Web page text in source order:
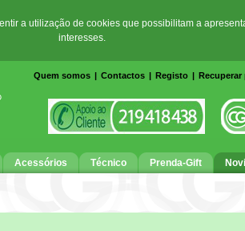
a utilização de cookies que possibilitam a
interesses.
Quem somos | Contactos | Registo | Recuperar
Acessórios Técnico Prenda-Gift